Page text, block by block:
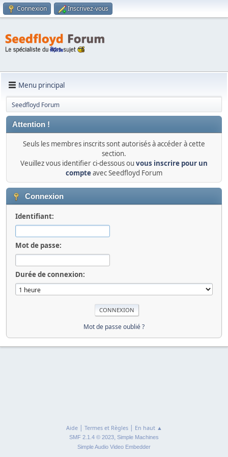
Connexion Inscrivez-vous
Menu principal
Seedfloyd Forum
Attention !
Seuls les membres inscrits sont autorisés à accéder à cette
section.
Veuillez vous identifier ci-dessous ou vous inscrire pour un
compteavec Seedfloyd Forum
Connexion
Identifiant:
Mot de passe:
Durée de connexion:
Mot de passe oublié ?
Aide| Termes et Règles| En haut ▲
SMF 2.1.4 © 2023, Simple Machines
Simple Audio Video Embedder